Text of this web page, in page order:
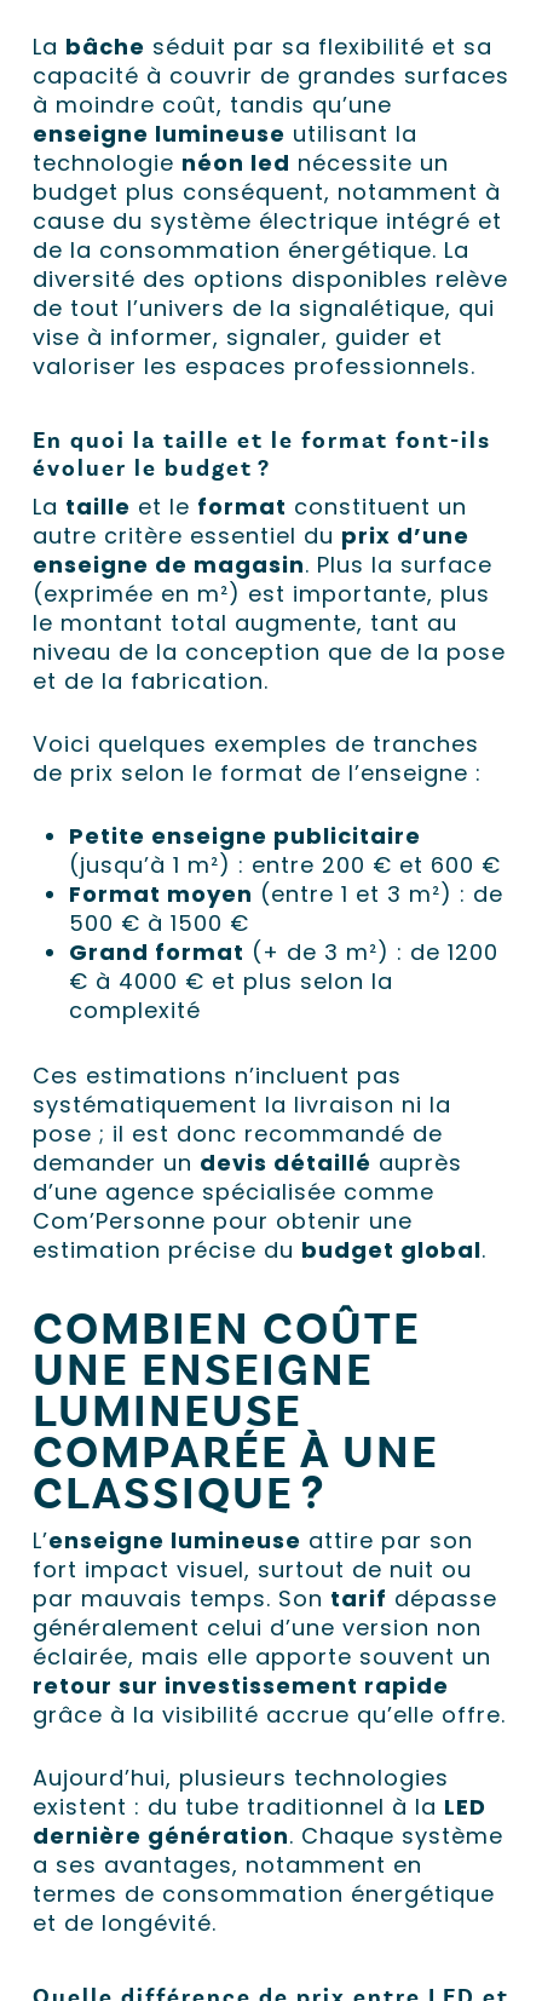
La bâche séduit par sa flexibilité et sa
capacité à couvrir de grandes surfaces
à moindre coût, tandis qu’une
enseigne lumineuse utilisant la
technologie néon led nécessite un
budget plus conséquent, notamment à
cause du système électrique intégré et
de la consommation énergétique. La
diversité des options disponibles relève
de tout l’univers de la signalétique, qui
vise à informer, signaler, guider et
valoriser les espaces professionnels.
En quoi la taille et le format font-ils
évoluer le budget ?
La taille et le format constituent un
autre critère essentiel du prix d’une
enseigne de magasin. Plus la surface
(exprimée en m²) est importante, plus
le montant total augmente, tant au
niveau de la conception que de la pose
et de la fabrication.
Voici quelques exemples de tranches
de prix selon le format de l’enseigne :
Petite enseigne publicitaire
(jusqu’à 1 m²) : entre 200 € et 600 €
Format moyen (entre 1 et 3 m²) : de
500 € à 1500 €
Grand format (+ de 3 m²) : de 1200
€ à 4000 € et plus selon la
complexité
Ces estimations n’incluent pas
systématiquement la livraison ni la
pose ; il est donc recommandé de
demander un devis détaillé auprès
d’une agence spécialisée comme
Com’Personne pour obtenir une
estimation précise du budget global.
COMBIEN COÛTE
UNE ENSEIGNE
LUMINEUSE
COMPARÉE À UNE
CLASSIQUE ?
L’enseigne lumineuse attire par son
fort impact visuel, surtout de nuit ou
par mauvais temps. Son tarif dépasse
généralement celui d’une version non
éclairée, mais elle apporte souvent un
retour sur investissement rapide
grâce à la visibilité accrue qu’elle offre.
Aujourd’hui, plusieurs technologies
existent : du tube traditionnel à la LED
dernière génération. Chaque système
a ses avantages, notamment en
termes de consommation énergétique
et de longévité.